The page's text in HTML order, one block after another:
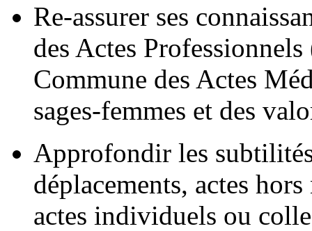
Re-assurer ses
des Actes
Commune des Actes
sages-femmes et des
Approfondir les
déplacements, actes
actes individuels ou